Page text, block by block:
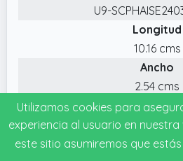
U9-
Longitud
10.16 cms
Ancho
2.54 cms
Fecha de
22-05-
Utilizamos cookies para
experiencia al usuario en nuestra
este sitio asumiremos que